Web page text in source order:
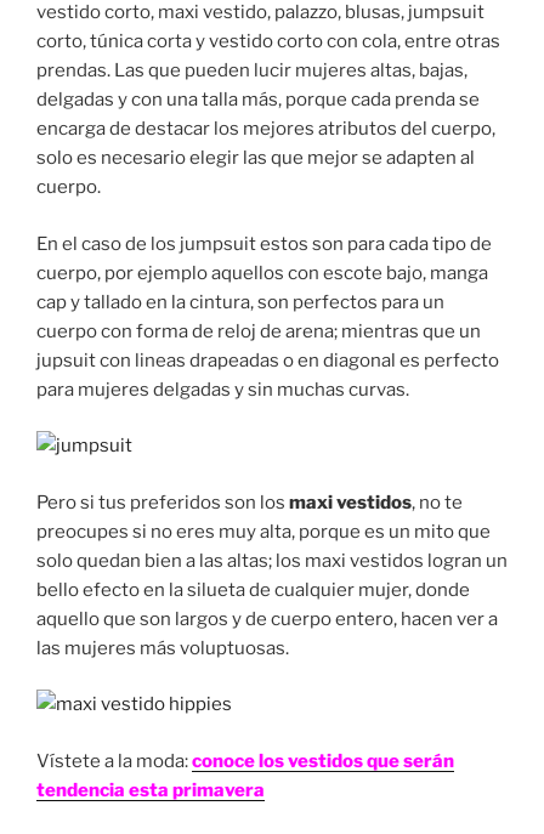
vestido corto, maxi vestido, palazzo, blusas, jumpsuit
corto, túnica corta y vestido corto con cola, entre otras
prendas. Las que pueden lucir mujeres altas, bajas,
delgadas y con una talla más, porque cada prenda se
encarga de destacar los mejores atributos del cuerpo,
solo es necesario elegir las que mejor se adapten al
cuerpo.
En el caso de los jumpsuit estos son para cada tipo de
cuerpo, por ejemplo aquellos con escote bajo, manga
cap y tallado en la cintura, son perfectos para un
cuerpo con forma de reloj de arena; mientras que un
jupsuit con lineas drapeadas o en diagonal es perfecto
para mujeres delgadas y sin muchas curvas.
Pero si tus preferidos son los maxi vestidos, no te
preocupes si no eres muy alta, porque es un mito que
solo quedan bien a las altas; los maxi vestidos logran un
bello efecto en la silueta de cualquier mujer, donde
aquello que son largos y de cuerpo entero, hacen ver a
las mujeres más voluptuosas.
Vístete a la moda:conoce los vestidos que serán
tendencia esta primavera